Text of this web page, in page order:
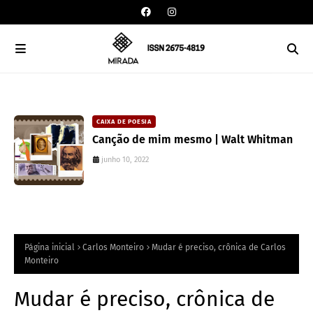
CAIXA DE POESIA
Canção de mim mesmo | Walt Whitman
junho 10, 2022
Página inicial Carlos Monteiro
Mudar é preciso, crônica de Carlos
Monteiro
Mudar é preciso, crônica de